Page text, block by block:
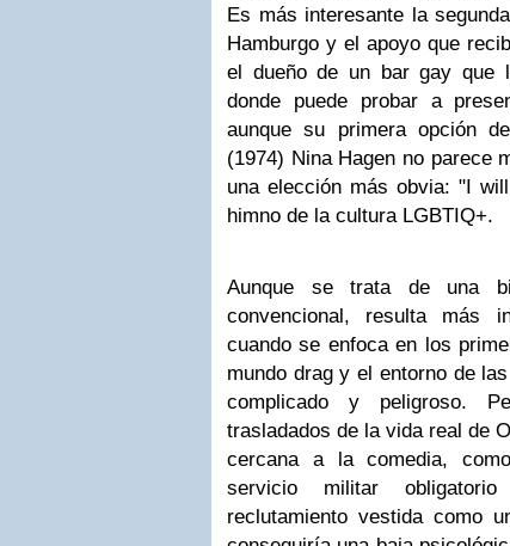
Es más interesante la
Hamburgo y el apoyo que
el dueño de un bar gay que
donde puede probar a
aunque su primera opción
(1974) Nina Hagen no parece
una elección más obvia: "I
himno de la cultura LGBTIQ+.
Aunque se trata de una
convencional, resulta más
cuando se enfoca en los
mundo drag y el entorno de
complicado y peligroso.
trasladados de la vida real de
cercana a la comedia,
servicio militar
reclutamiento vestida como